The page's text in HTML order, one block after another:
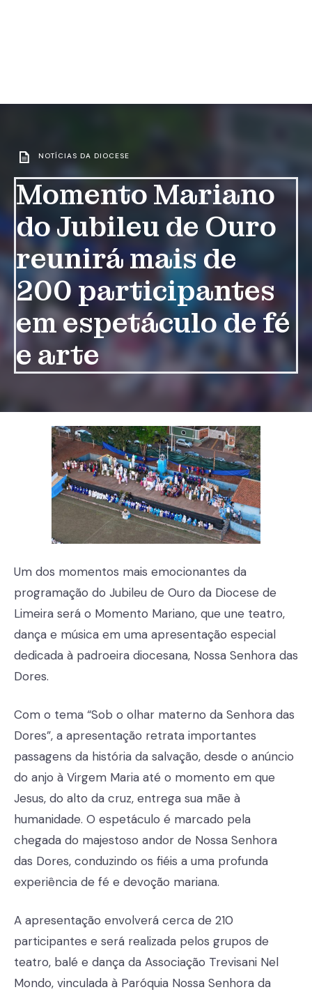
NOTÍCIAS DA DIOCESE
Momento Mariano
do Jubileu de Ouro
reunirá mais de
200 participantes
em espetáculo de fé
e arte
Um dos momentos mais emocionantes da
programação do Jubileu de Ouro da Diocese de
Limeira será o Momento Mariano, que une teatro,
dança e música em uma apresentação especial
dedicada à padroeira diocesana, Nossa Senhora das
Dores.
Com o tema “Sob o olhar materno da Senhora das
Dores”, a apresentação retrata importantes
passagens da história da salvação, desde o anúncio
do anjo à Virgem Maria até o momento em que
Jesus, do alto da cruz, entrega sua mãe à
humanidade. O espetáculo é marcado pela
chegada do majestoso andor de Nossa Senhora
das Dores, conduzindo os fiéis a uma profunda
experiência de fé e devoção mariana.
A apresentação envolverá cerca de 210
participantes e será realizada pelos grupos de
teatro, balé e dança da Associação Trevisani Nel
Mondo, vinculada à Paróquia Nossa Senhora da